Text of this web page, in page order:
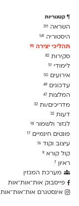
קטגוריות
השראה 311
היסטוריה 141
תהליכי יצירה 95
סקירות 82
לימודִי 51
אירועים 50
עדכונים 49
המלצות47
מדריכים/ות 32
דעות 32
לגזור ולשמור 18
פונטים חינמיים 17
עיצוב וקוד 16
קול קורא 9
ראיון 7
מערכת המגזין
פייסבוק אות־אות־אות
אינסטגרם אות־אות־אות